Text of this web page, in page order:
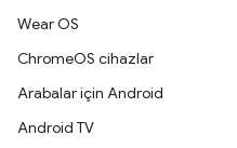
Wear OS
ChromeOS cihazlar
Arabalar için Android
Android TV